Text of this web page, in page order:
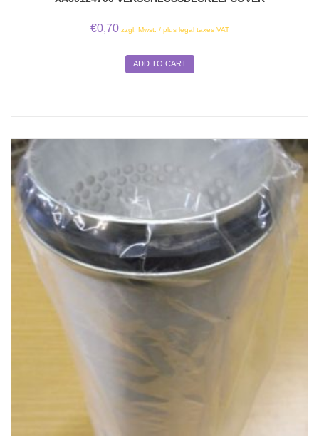
€0,70 zzgl. Mwst. / plus legal taxes VAT
ADD TO CART